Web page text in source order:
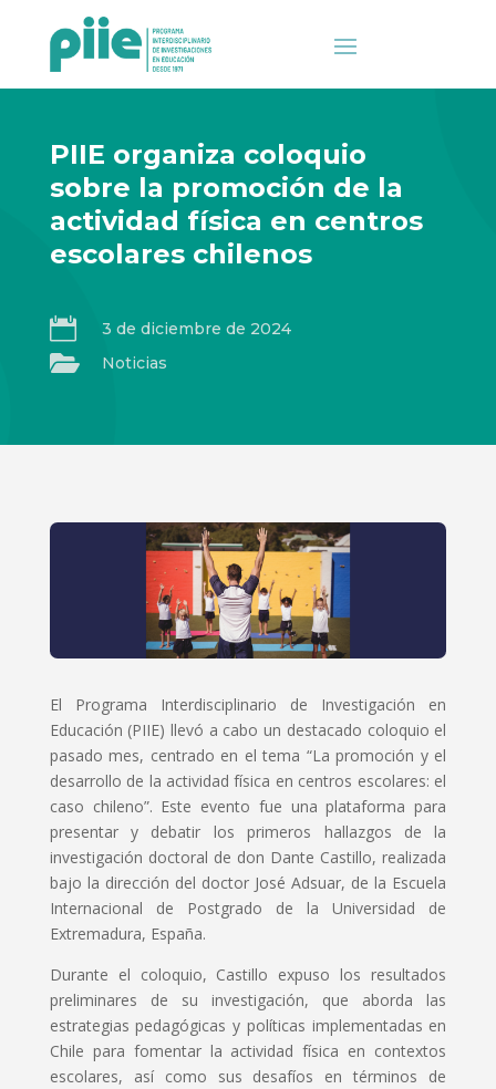
PIIE organiza coloquio
sobre la promoción de la
actividad física en centros
escolares chilenos
 3 de diciembre de 2024
 Noticias
El Programa Interdisciplinario de Investigación en
Educación (PIIE) llevó a cabo un destacado coloquio el
pasado mes, centrado en el tema “La promoción y el
desarrollo de la actividad física en centros escolares: el
caso chileno”. Este evento fue una plataforma para
presentar y debatir los primeros hallazgos de la
investigación doctoral de don Dante Castillo, realizada
bajo la dirección del doctor José Adsuar, de la Escuela
Internacional de Postgrado de la Universidad de
Extremadura, España.
Durante el coloquio, Castillo expuso los resultados
preliminares de su investigación, que aborda las
estrategias pedagógicas y políticas implementadas en
Chile para fomentar la actividad física en contextos
escolares, así como sus desafíos en términos de